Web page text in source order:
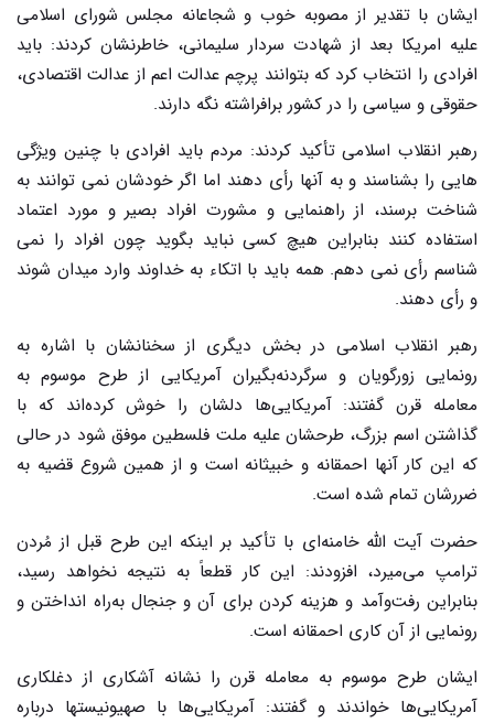
ایشان با تقدیر از مصوبه خوب و شجاعانه مجلس شورای اسلامی
علیه امریکا بعد از شهادت سردار سلیمانی، خاطرنشان کردند: باید
افرادی را انتخاب کرد که بتوانند پرچم عدالت اعم از عدالت اقتصادی،
حقوقی و سیاسی را در کشور برافراشته نگه دارند.
رهبر انقلاب اسلامی تأکید کردند: مردم باید افرادی با چنین ویژگی
هایی را بشناسند و به آنها رأی دهند اما اگر خودشان نمی توانند به
شناخت برسند، از راهنمایی و مشورت افراد بصیر و مورد اعتماد
استفاده کنند بنابراین هیچ کسی نباید بگوید چون افراد را نمی
شناسم رأی نمی دهم. همه باید با اتکاء به خداوند وارد میدان شوند
و رأی دهند.
رهبر انقلاب اسلامی در بخش دیگری از سخنانشان با اشاره به
رونمایی زورگویان و سرگردنه‌بگیران آمریکایی از طرح موسوم به
معامله قرن گفتند: آمریکایی‌ها دلشان را خوش کرده‌اند که با
گذاشتن اسم بزرگ، طرحشان علیه ملت فلسطین موفق شود در حالی
که این کار آنها احمقانه و خبیثانه است و از همین شروع قضیه به
ضررشان تمام شده است.
حضرت آیت الله خامنه‌ای با تأکید بر اینکه این طرح قبل از مُردن
ترامپ می‌میرد، افزودند: این کار قطعاً به نتیجه نخواهد رسید،
بنابراین رفت‌وآمد و هزینه کردن برای آن و جنجال به‌راه انداختن و
رونمایی از آن کاری احمقانه است.
ایشان طرح موسوم به معامله قرن را نشانه آشکاری از دغلکاری
آمریکایی‌ها خواندند و گفتند: آمریکایی‌ها با صهیونیستها درباره